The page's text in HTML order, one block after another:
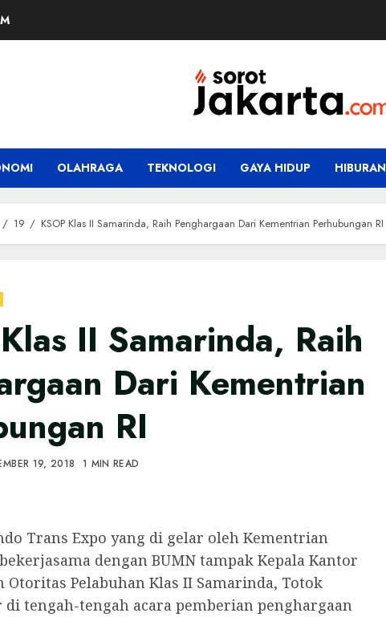
OLAHRAGA TEKNOLOGI GAYA HIDUP HIBURAN
19 KSOP Klas II Samarinda, Raih Penghargaan Dari Kementrian Perhubungan RI
II Samarinda, Raih
Dari Kementrian
RI
19, 2018 1 MIN READ
Trans Expo yang di gelar oleh Kementrian
dengan BUMN tampak Kepala Kantor
Otoritas Pelabuhan Klas II Samarinda, Totok
tengah-tengah acara pemberian penghargaan